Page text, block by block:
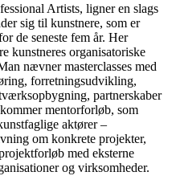
Artists, ligner en slags
sig til kunstnere, som er
de seneste fem år. Her
kunstneres organisatoriske
nævner masterclasses med
forretningsudvikling,
partnerskaber
mentorforløb, som
aktører –
om konkrete projekter,
med eksterne
og virksomheder.